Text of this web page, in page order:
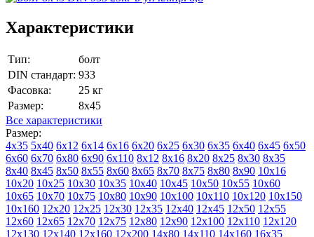
Характеристики
Тип:
болт
DIN стандарт: 933
Фасовка:
25 кг
Размер:
8х45
Все характеристики
Размер:
4х35 5х40 6х12 6х14 6х16 6х20 6х25 6х30 6х35 6х40 6х45 6х50
6х60 6х70 6х80 6х90 6х110 8х12 8х16 8х20 8х25 8х30 8х35
8х40 8х45 8х50 8х55 8х60 8х65 8х70 8х75 8х80 8х90 10х16
10х20 10х25 10х30 10х35 10х40 10х45 10х50 10х55 10х60
10х65 10х70 10х75 10х80 10х90 10х100 10х110 10х120 10х150
10х160 12х20 12х25 12х30 12х35 12х40 12х45 12х50 12х55
12х60 12х65 12х70 12х75 12х80 12х90 12х100 12х110 12х120
12х130 12х140 12х160 12х200 14х80 14х110 14х160 16х35